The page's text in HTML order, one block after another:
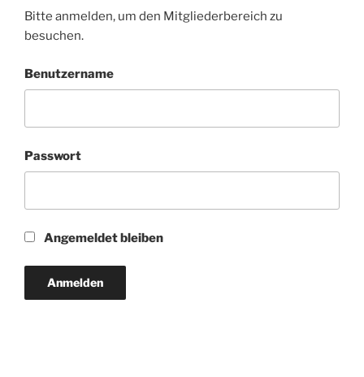
Bitte anmelden, um den Mitgliederbereich zu
besuchen.
Benutzername
Passwort
Angemeldet bleiben